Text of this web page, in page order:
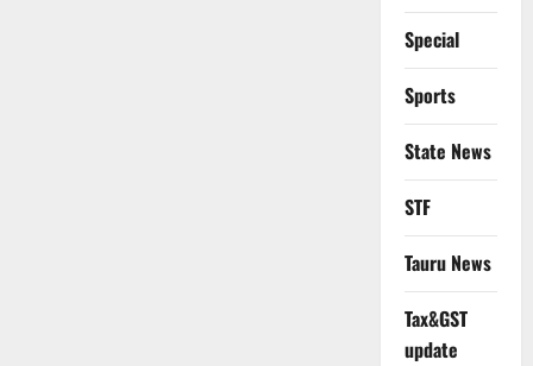
Special
Sports
State News
STF
Tauru News
Tax&GST
update